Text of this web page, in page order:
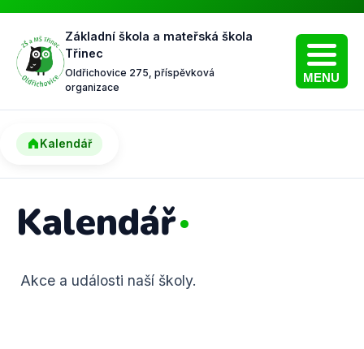
Základní škola a mateřská škola
Třinec
Oldřichovice 275, příspěvková
organizace
MENU
Kalendář
Kalendář
Akce a události naší školy.